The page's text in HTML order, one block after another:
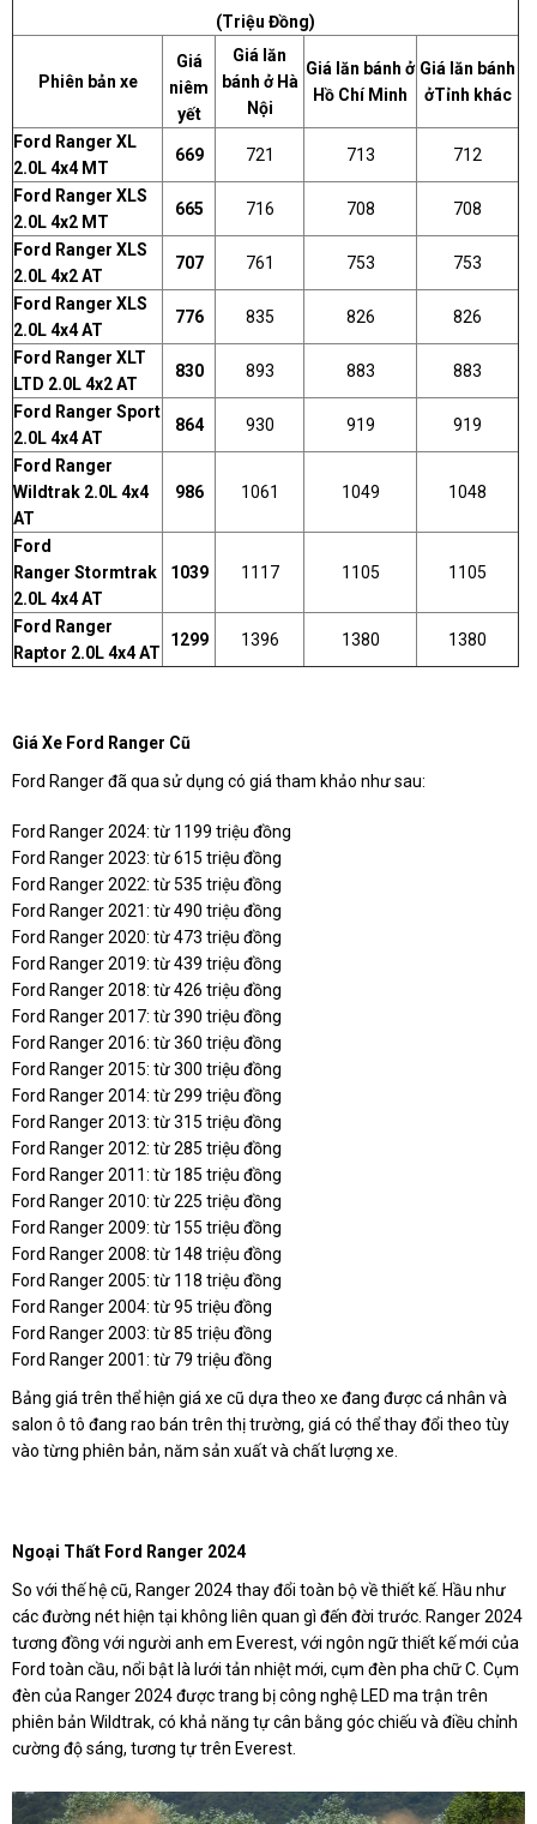
(Triệu Đồng)
Phiên bản xe
Giá
niêm
yết
Giá lăn
bánh ở Hà
Nội
Giá lăn bánh ở
Hồ Chí Minh
Giá lăn bánh
ởTỉnh khác
Ford Ranger XL
2.0L 4x4 MT
669 721 713 712
Ford Ranger XLS
2.0L 4x2 MT
665 716 708 708
Ford Ranger XLS
2.0L 4x2 AT
707 761 753 753
Ford Ranger XLS
2.0L 4x4 AT
776 835 826 826
Ford Ranger XLT
LTD 2.0L 4x2 AT
830 893 883 883
Ford Ranger Sport
2.0L 4x4 AT
864 930 919 919
Ford Ranger
Wildtrak 2.0L 4x4
AT
986 1061 1049 1048
Ford
Ranger Stormtrak
2.0L 4x4 AT
1039 1117 1105 1105
Ford Ranger
Raptor 2.0L 4x4 AT
1299 1396 1380 1380
Giá Xe Ford Ranger Cũ
Ford Ranger đã qua sử dụng có giá tham khảo như sau:
Ford Ranger 2024: từ 1199 triệu đồng
Ford Ranger 2023: từ 615 triệu đồng
Ford Ranger 2022: từ 535 triệu đồng
Ford Ranger 2021: từ 490 triệu đồng
Ford Ranger 2020: từ 473 triệu đồng
Ford Ranger 2019: từ 439 triệu đồng
Ford Ranger 2018: từ 426 triệu đồng
Ford Ranger 2017: từ 390 triệu đồng
Ford Ranger 2016: từ 360 triệu đồng
Ford Ranger 2015: từ 300 triệu đồng
Ford Ranger 2014: từ 299 triệu đồng
Ford Ranger 2013: từ 315 triệu đồng
Ford Ranger 2012: từ 285 triệu đồng
Ford Ranger 2011: từ 185 triệu đồng
Ford Ranger 2010: từ 225 triệu đồng
Ford Ranger 2009: từ 155 triệu đồng
Ford Ranger 2008: từ 148 triệu đồng
Ford Ranger 2005: từ 118 triệu đồng
Ford Ranger 2004: từ 95 triệu đồng
Ford Ranger 2003: từ 85 triệu đồng
Ford Ranger 2001: từ 79 triệu đồng
Bảng giá trên thể hiện giá xe cũ dựa theo xe đang được cá nhân và
salon ô tô đang rao bán trên thị trường, giá có thể thay đổi theo tùy
vào từng phiên bản, năm sản xuất và chất lượng xe.
Ngoại Thất Ford Ranger 2024
So với thế hệ cũ, Ranger 2024 thay đổi toàn bộ về thiết kế. Hầu như
các đường nét hiện tại không liên quan gì đến đời trước. Ranger 2024
tương đồng với người anh em Everest, với ngôn ngữ thiết kế mới của
Ford toàn cầu, nổi bật là lưới tản nhiệt mới, cụm đèn pha chữ C. Cụm
đèn của Ranger 2024 được trang bị công nghệ LED ma trận trên
phiên bản Wildtrak, có khả năng tự cân bằng góc chiếu và điều chỉnh
cường độ sáng, tương tự trên Everest.